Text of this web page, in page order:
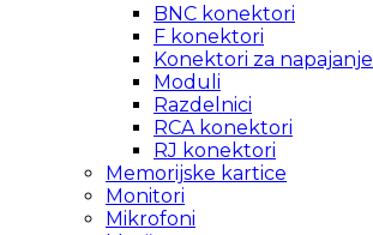
BNC konektori
F konektori
Konektori za napajanje
Moduli
Razdelnici
RCA konektori
RJ konektori
Memorijske kartice
Monitori
Mikrofoni